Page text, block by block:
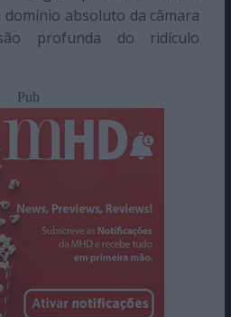
absoluto da câmara
profunda do ridículo
Pub